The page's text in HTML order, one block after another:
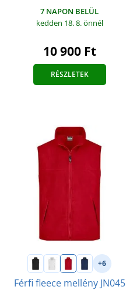
7 NAPON BELÜL
kedden 18. 8.önnél
10 900 Ft
RÉSZLETEK
+6
Férfi fleece mellény JN045